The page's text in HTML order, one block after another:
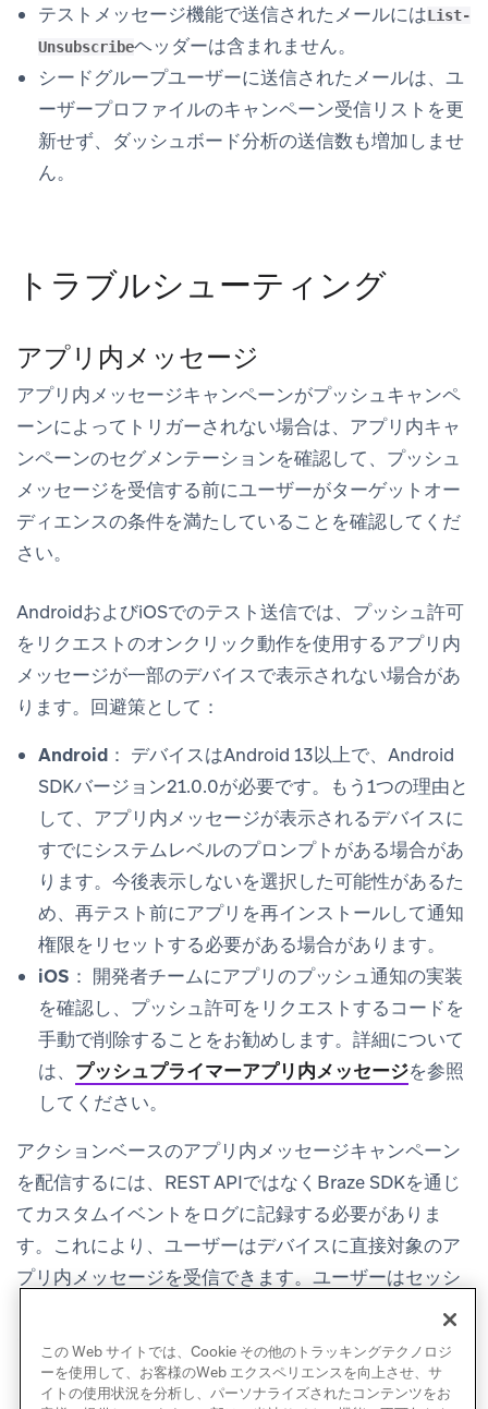
テストメッセージ機能で送信されたメールにはList-
Unsubscribeヘッダーは含まれません。
シードグループユーザーに送信されたメールは、ユ
ーザープロファイルのキャンペーン受信リストを更
新せず、ダッシュボード分析の送信数も増加しませ
ん。
トラブルシューティング
アプリ内メッセージ
アプリ内メッセージキャンペーンがプッシュキャンペ
ーンによってトリガーされない場合は、アプリ内キャ
ンペーンのセグメンテーションを確認して、プッシュ
メッセージを受信する前にユーザーがターゲットオー
ディエンスの条件を満たしていることを確認してくだ
さい。
AndroidおよびiOSでのテスト送信では、 プッシュ許可
をリクエストのオンクリック動作を使用するアプリ内
メッセージが一部のデバイスで表示されない場合があ
ります。回避策として：
Android： デバイスはAndroid 13以上で、Android
SDKバージョン21.0.0が必要です。もう1つの理由と
して、アプリ内メッセージが表示されるデバイスに
すでにシステムレベルのプロンプトがある場合があ
ります。 今後表示しないを選択した可能性があるた
め、再テスト前にアプリを再インストールして通知
権限をリセットする必要がある場合があります。
iOS： 開発者チームにアプリのプッシュ通知の実装
を確認し、プッシュ許可をリクエストするコードを
手動で削除することをお勧めします。詳細について
は、 プッシュプライマーアプリ内メッセージを参照
してください。
アクションベースのアプリ内メッセージキャンペーン
を配信するには、REST APIではなくBraze SDKを通じ
てカスタムイベントをログに記録する必要がありま
す。これにより、ユーザーはデバイスに直接対象のア
プリ内メッセージを受信できます。ユーザーはセッシ
ョン中にイベントを実行した場合にアプリ内メッセー
ジを受信します。
この Web サイトでは、Cookie その他のトラッキングテクノロジ
ーを使用して、お客様のWeb エクスペリエンスを向上させ、サ
イトの使用状況を分析し、パーソナライズされたコンテンツをお